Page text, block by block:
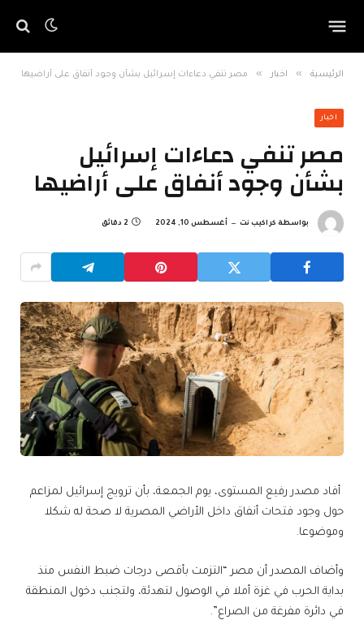
الرئيسية » اخبار » مصر تنفي دعاءات إسرائيل بشأن وجود أنفاق على أراضيها
اخبار
مصر تنفي دعاءات إسرائيل
بشأن وجود أنفاق على أراضيها
بواسطة كراكيب نت أغسطس 10, 2024 2 دقائق
أفاد مصدر رفيع المستوى، يوم الجمعة، بأن ترويج إسرائيل لمزاعم
حول وجود فتحات أنفاق داخل الأراضي المصرية لا صحة له شكلا
وموضوعا.
وأضاف المصدر أن مصر “التزمت بأقصى درجات ضبط النفس منذ
بداية الحرب في غزة أملا في الوصول لتهدئة، ولتجنب دخول المنطقة
في دائرة مفرغة من الصراع”.